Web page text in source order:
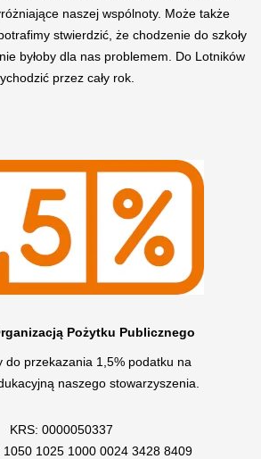
naszej wspólnoty. Może także
stwierdzić, że chodzenie do szkoły
byłoby dla nas problemem. Do Lotników
przez cały rok.
Pożytku Publicznego
do przekazania 1,5% podatku na
naszego stowarzyszenia.
KRS: 0000050337
1050 1025 1000 0024 3428 8409